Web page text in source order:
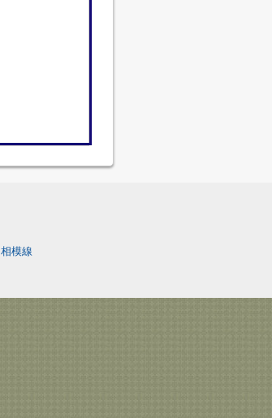
相模線